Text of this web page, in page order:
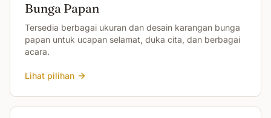
Bunga Papan
Tersedia berbagai ukuran dan desain karangan bunga
papan untuk ucapan selamat, duka cita, dan berbagai
acara.
Lihat pilihan